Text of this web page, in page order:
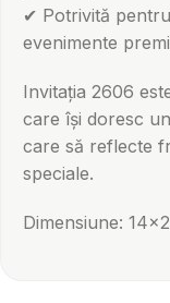
✔ Potrivită
evenimente
Invitația 2606
care își doresc
care să reflecte
speciale.
Dimensiune: